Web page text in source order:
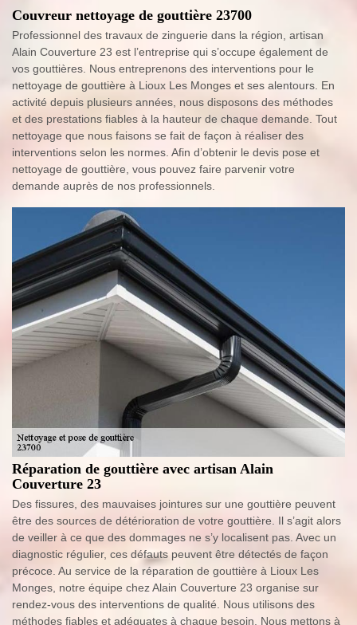
Couvreur nettoyage de gouttière 23700
Professionnel des travaux de zinguerie dans la région, artisan
Alain Couverture 23 est l’entreprise qui s’occupe également de
vos gouttières. Nous entreprenons des interventions pour le
nettoyage de gouttière à Lioux Les Monges et ses alentours. En
activité depuis plusieurs années, nous disposons des méthodes
et des prestations fiables à la hauteur de chaque demande. Tout
nettoyage que nous faisons se fait de façon à réaliser des
interventions selon les normes. Afin d’obtenir le devis pose et
nettoyage de gouttière, vous pouvez faire parvenir votre
demande auprès de nos professionnels.
Réparation de gouttière avec artisan Alain
Couverture 23
Des fissures, des mauvaises jointures sur une gouttière peuvent
être des sources de détérioration de votre gouttière. Il s’agit alors
de veiller à ce que des dommages ne s’y localisent pas. Avec un
diagnostic régulier, ces défauts peuvent être détectés de façon
précoce. Au service de la réparation de gouttière à Lioux Les
Monges, notre équipe chez Alain Couverture 23 organise sur
rendez-vous des interventions de qualité. Nous utilisons des
méthodes fiables et adéquates à chaque besoin. Nous mettons à